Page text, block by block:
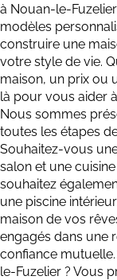
à Nouan-le-Fuzelier
modèles
construire une
votre style de vie.
maison, un prix ou
là pour vous aider
Nous sommes
toutes les étapes
Souhaitez-vous
salon et une
souhaitez
une piscine
maison de vos
engagés dans une
confiance
le-Fuzelier ? Vous